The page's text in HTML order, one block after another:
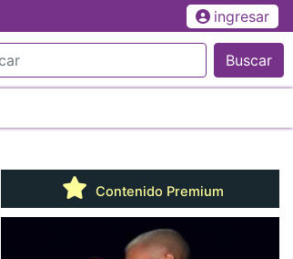
ingresar
Buscar
Contenido Premium